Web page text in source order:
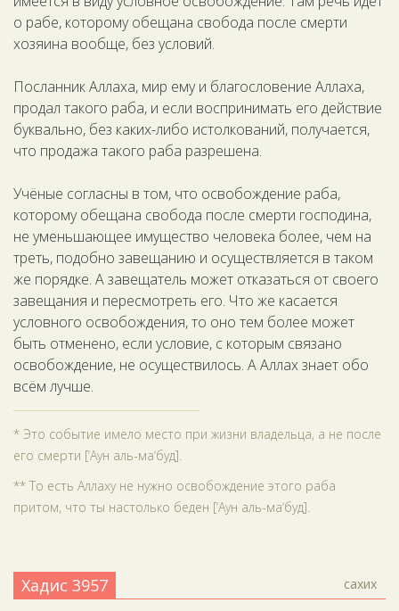
о рабе, которому обещана свобода после смерти
хозяина вообще, без условий.
Посланник Аллаха, мир ему и благословение Аллаха,
продал такого раба, и если воспринимать его действие
буквально, без каких-либо истолкований, получается,
что продажа такого раба разрешена.
Учёные согласны в том, что освобождение раба,
которому обещана свобода после смерти господина,
не уменьшающее имущество человека более, чем на
треть, подобно завещанию и осуществляется в таком
же порядке. А завещатель может отказаться от своего
завещания и пересмотреть его. Что же касается
условного освобождения, то оно тем более может
быть отменено, если условие, с которым связано
освобождение, не осуществилось. А Аллах знает обо
всём лучше.
* Это событие имело место при жизни владельца, а не после
его смерти [‘Аун аль-ма‘буд].
** То есть Аллаху не нужно освобождение этого раба
притом, что ты настолько беден [‘Аун аль-ма‘буд].
Хадис 3957 сахих